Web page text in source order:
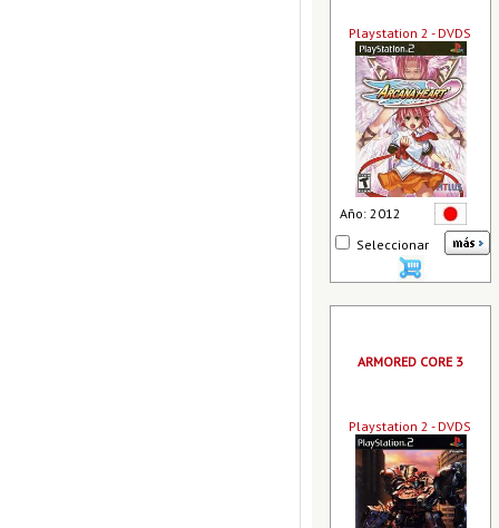
Playstation 2 - DVDS
Año: 2012
Seleccionar
ARMORED CORE 3
Playstation 2 - DVDS